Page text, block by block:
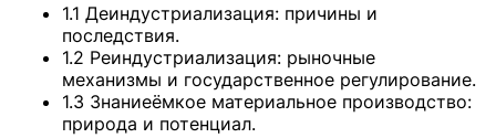
1.1 Деиндустриализация: причины и
последствия.
1.2 Реиндустриализация: рыночные
механизмы и государственное регулирование.
1.3 Знаниеёмкое материальное производство:
природа и потенциал.